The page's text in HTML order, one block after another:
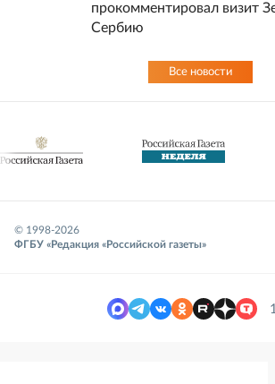
прокомментировал визит
Сербию
Все новости
© 1998-2026
ФГБУ «Редакция «Российской газеты»